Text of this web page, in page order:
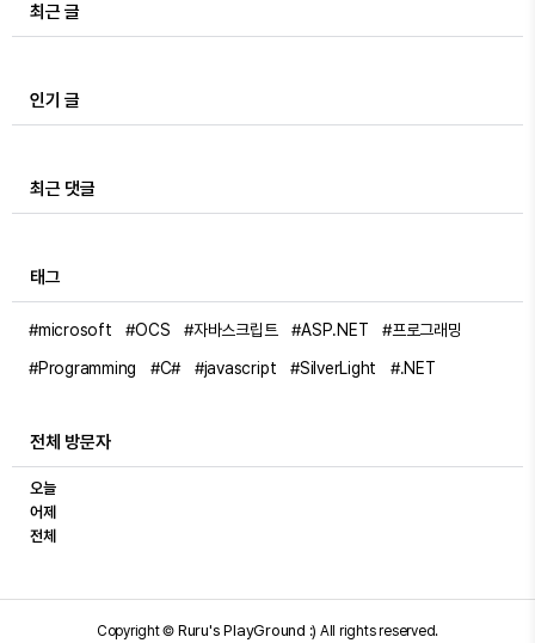
최근 글
인기 글
최근 댓글
태그
#microsoft #OCS #자바스크립트 #ASP.NET
#프로그래밍
#Programming
#C# #javascript #SilverLight #.NET
전체 방문자
오늘
어제
전체
Copyright © Ruru's PlayGround :) All rights reserved.